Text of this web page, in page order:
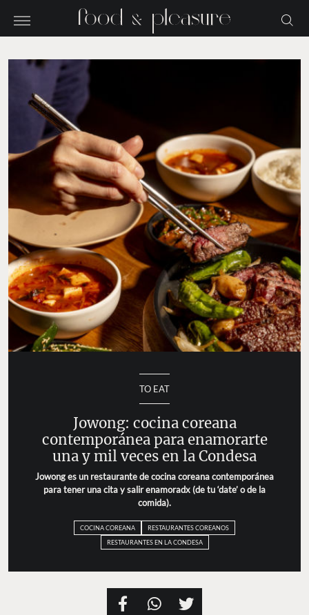
TO EAT
Jowong: cocina coreana contemporánea
para enamorarte una y mil veces en la
Condesa
Jowong es un restaurante de cocina coreana
contemporánea para tener una cita y salir enamoradx
(de tu ‘date’ o de la comida).
COCINA COREANA
RESTAURANTES COREANOS
RESTAURANTES EN LA CONDESA